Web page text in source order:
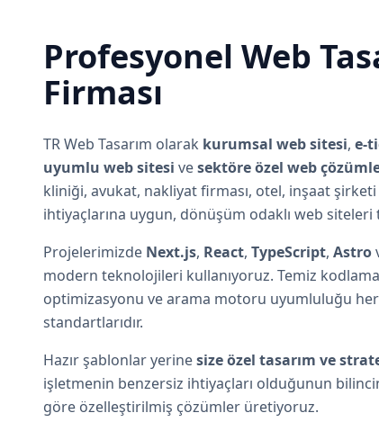
Profesyonel Web
Firması
TR Web Tasarım olarak kurumsal web sitesi, e-
uyumlu web sitesi vesektöre özel web
kliniği, avukat, nakliyat firması, otel, inşaat
ihtiyaçlarına uygun, dönüşüm odaklı web siteleri
Projelerimizde Next.js, React, TypeScript, Astro
modern teknolojileri kullanıyoruz. Temiz
optimizasyonu ve arama motoru uyumluluğu
standartlarıdır.
Hazır şablonlar yerinesize özel tasarım ve
işletmenin benzersiz ihtiyaçları olduğunun
göre özelleştirilmiş çözümler üretiyoruz.